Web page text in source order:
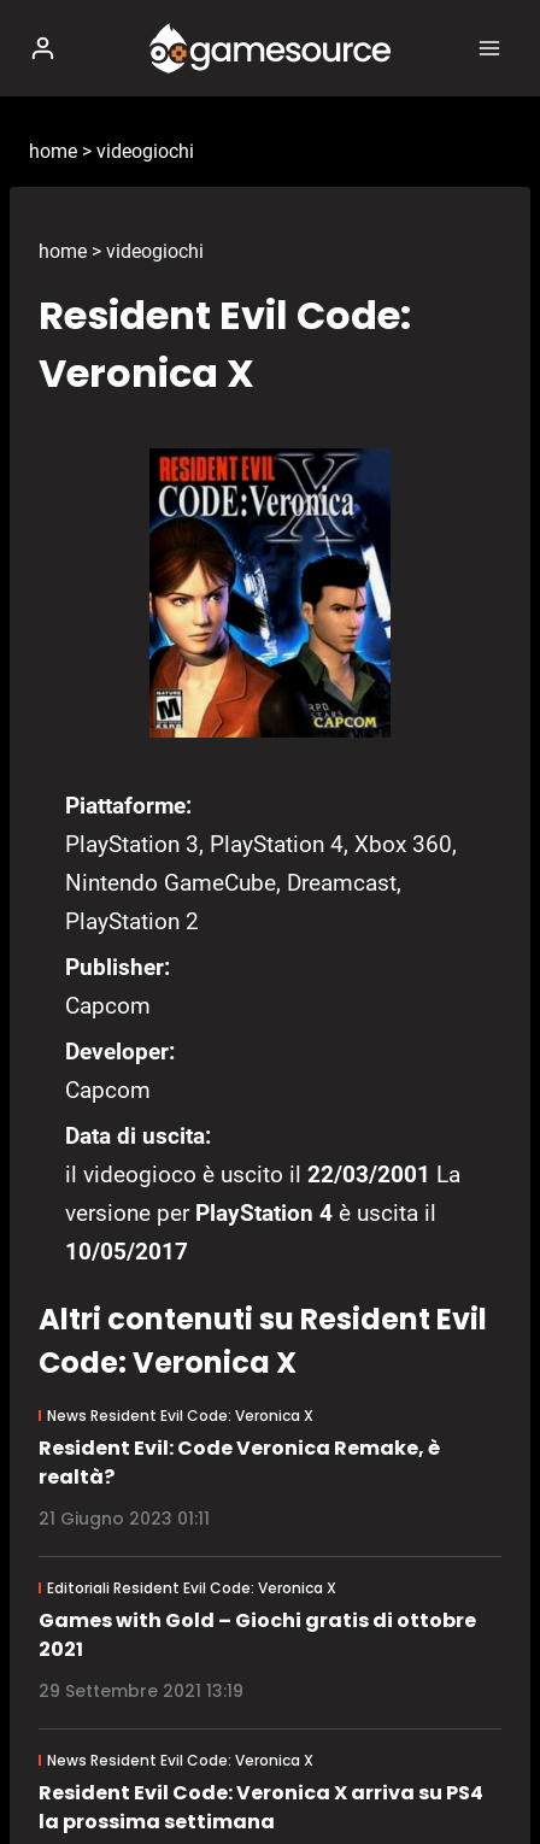
contenuto
home > videogiochi
home > videogiochi
Resident Evil Code:
Veronica X
Piattaforme:
PlayStation 3, PlayStation 4, Xbox 360,
Nintendo GameCube, Dreamcast,
PlayStation 2
Publisher:
Capcom
Developer:
Capcom
Data di uscita:
il videogioco è uscito il 22/03/2001 La
versione per PlayStation 4 è uscita il
10/05/2017
Altri contenuti su Resident Evil
Code: Veronica X
News Resident Evil Code: Veronica X
Resident Evil: Code Veronica Remake, è
realtà?
21 Giugno 2023 01:11
Editoriali Resident Evil Code: Veronica X
Games with Gold – Giochi gratis di ottobre
2021
29 Settembre 2021 13:19
News Resident Evil Code: Veronica X
Resident Evil Code: Veronica X arriva su PS4
la prossima settimana